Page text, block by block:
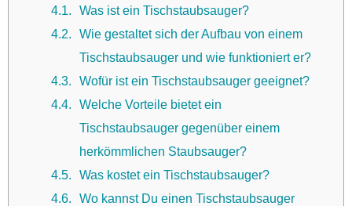
4.1
Was ist ein Tischstaubsauger?
4.2
Wie gestaltet sich der Aufbau von einem
Tischstaubsauger und wie funktioniert er?
4.3
Wofür ist ein Tischstaubsauger geeignet?
4.4
Welche Vorteile bietet ein
Tischstaubsauger gegenüber einem
herkömmlichen Staubsauger?
4.5
Was kostet ein Tischstaubsauger?
4.6
Wo kannst Du einen Tischstaubsauger